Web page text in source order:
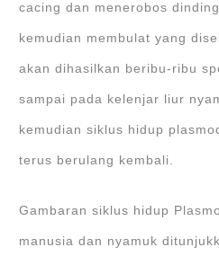
cacing dan menerobos
kemudian membulat yang
akan dihasilkan beribu-ribu
sampai pada kelenjar liur
kemudian siklus hidup
terus berulang kembali.
Gambaran siklus hidup
manusia dan nyamuk